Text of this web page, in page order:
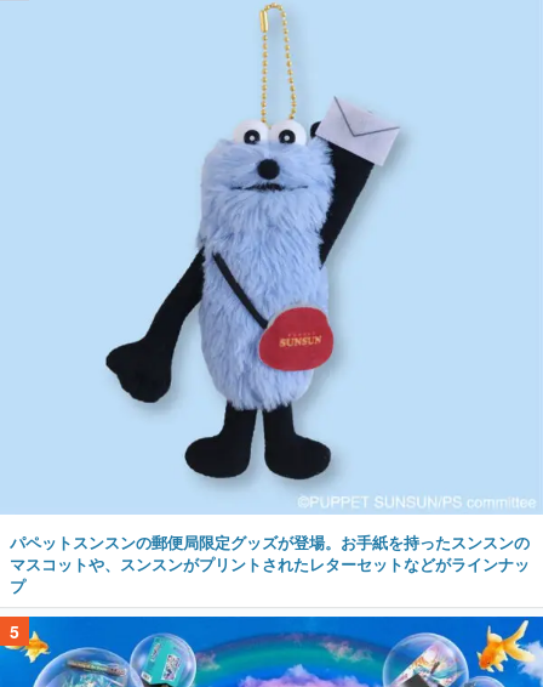
パペットスンスンの郵便局限定グッズが登場。お手紙を持ったスンスンの
マスコットや、スンスンがプリントされたレターセットなどがラインナッ
プ
5